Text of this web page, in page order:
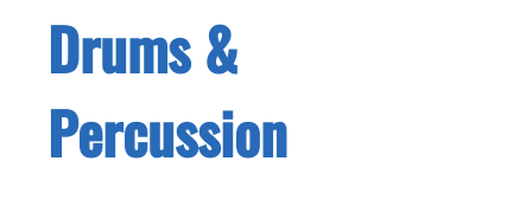
Drums &
Percussion